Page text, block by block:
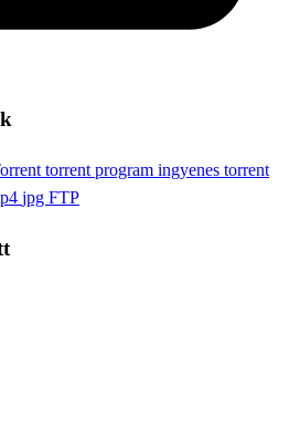
torrent program ingyenes torrent
jpg FTP